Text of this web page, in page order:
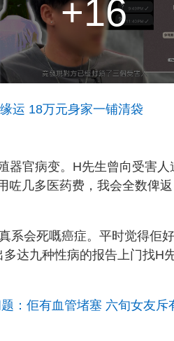
+16
运 18万元身家一铺清袋
器官病变。H先生曾向受害人
咗几多医药费，我会全数俾返
系会死嘅癌症。平时觉得佢
达九种性病的报告上门找H
：佢有血管堵塞 六旬女友斥